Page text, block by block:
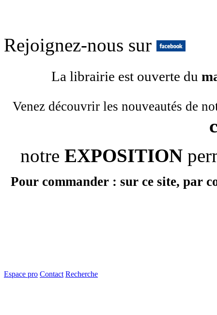
Rejoignez-nous sur
La librairie est ouverte du
Venez découvrir les nouveautés de
notre EXPOSITION
Pour commander : sur ce site, par
Espace pro Contact Recherche